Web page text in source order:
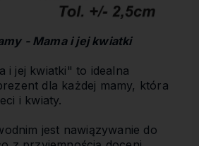
- Mama i jej kwiatki
i jej kwiatki" to idealna
dla każdej mamy, która
i kwiaty.
jest nawiązywanie do